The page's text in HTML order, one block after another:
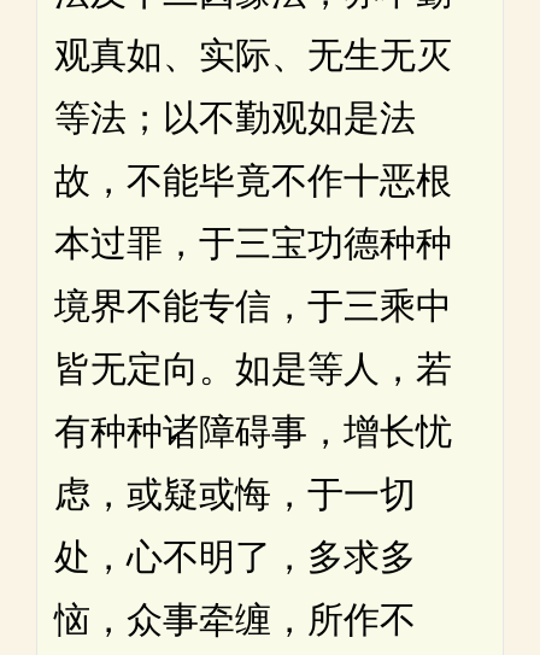
观真如、实际、无生无灭
等法；以不勤观如是法
故，不能毕竟不作十恶根
本过罪，于三宝功德种种
境界不能专信，于三乘中
皆无定向。如是等人，若
有种种诸障碍事，增长忧
虑，或疑或悔，于一切
处，心不明了，多求多
恼，众事牵缠，所作不